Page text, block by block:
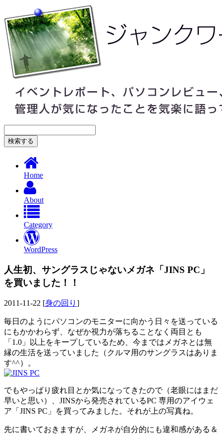
Home
About
Category
WordPress
人生初、サングラスじゃないメガネ「JINS PC」
を買いました！！
2011-11-22 [身の回り ]
毎日のようにパソコンのモニターに向かう日々を送っている
にもかかわらず、なぜか視力が落ちることなく両目とも
「1.0」以上をキープしているため、今まではメガネとは無
縁の生活を送っていました（クルマ用のサングラスはありま
す^^）。
でもやっぱり疲れ目とか気になってきたので（老眼にはまだ
早いと思い）、JINSから発売されているPC 専用のアイウェ
ア「JINS PC」を買ってみました。それが上の写真ね。
先に書いておきますが、メガネが自分的にも違和感がある＆